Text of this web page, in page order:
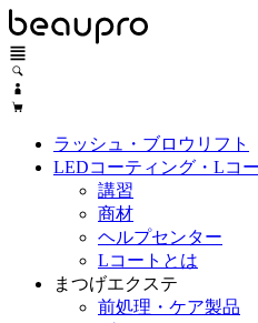
ラッシュ・ブロウリフト
LEDコーティング・Lコ
講習
商材
ヘルプセンター
Lコートとは
まつげエクステ
前処理・ケア製品